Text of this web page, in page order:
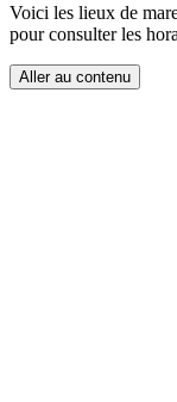
Voici les lieux de
pour consulter les
Aller au contenu